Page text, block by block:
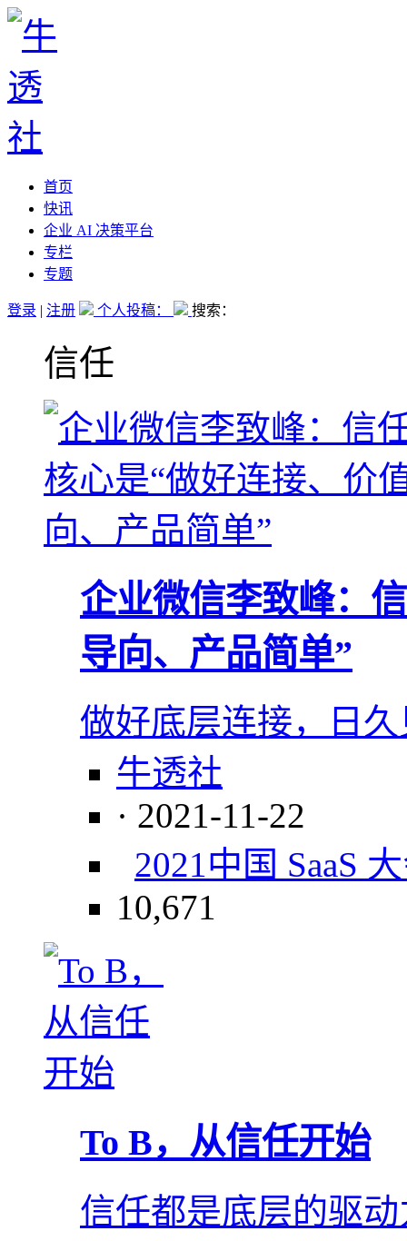
首页
快讯
企业 AI 决策平台
专栏
专题
登录 | 注册 个人投稿： 搜索：
信任
企业微信李致峰：
导向、产品简单”
做好底层连接，日
牛透社
· 2021-11-22
2021中国 SaaS
10,671
To B，从信任开始
信任都是底层的驱